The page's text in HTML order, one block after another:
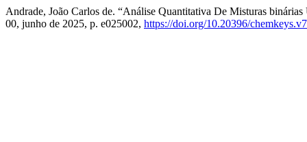
Andrade, João Carlos de. “Análise Quantitativa De Misturas
00, junho de 2025, p. e025002, https://doi.org/10.20396/